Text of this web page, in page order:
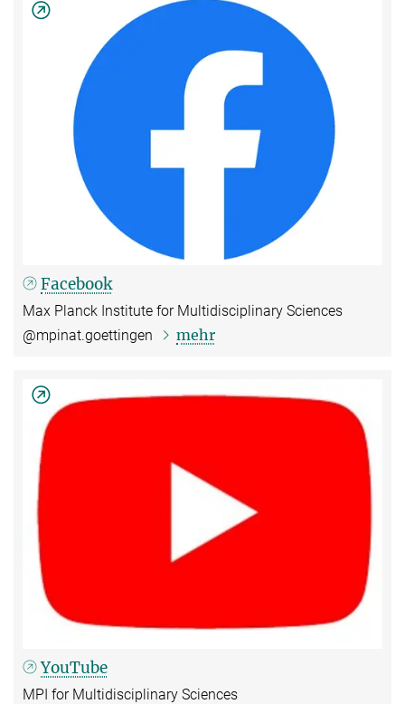
Facebook
Max Planck Institute for Multidisciplinary Sciences
@mpinat.goettingen
mehr
YouTube
MPI for Multidisciplinary Sciences